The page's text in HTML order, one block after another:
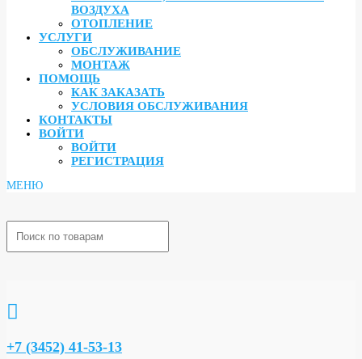
ВОЗДУХА
ОТОПЛЕНИЕ
УСЛУГИ
ОБСЛУЖИВАНИЕ
МОНТАЖ
ПОМОЩЬ
КАК ЗАКАЗАТЬ
УСЛОВИЯ ОБСЛУЖИВАНИЯ
КОНТАКТЫ
ВОЙТИ
ВОЙТИ
РЕГИСТРАЦИЯ

+7 (3452) 41-53-13